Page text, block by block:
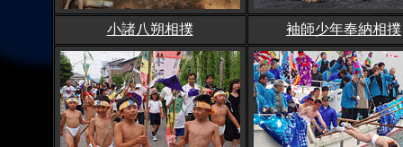
小諸八朔相撲 袖師少年奉納相撲